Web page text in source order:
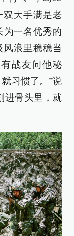
双大手满是老
为一名优秀的
风浪里稳稳当
战友问他秘
习惯了。”说
进骨头里，就